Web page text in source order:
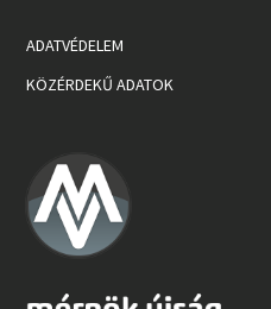
ADATVÉDELEM
KÖZÉRDEKŰ ADATOK